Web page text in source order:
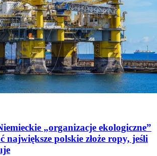
„organizacje ekologiczne”
największe polskie złoże ropy, jeśli